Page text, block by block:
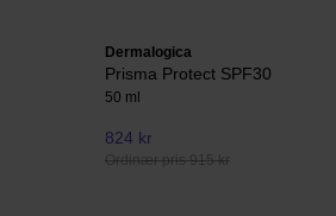
Dermalogica
Prisma Protect SPF30
50 ml
824 kr
Ordinær pris 915 kr